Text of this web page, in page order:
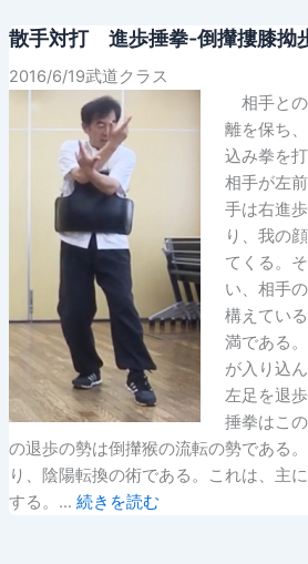
散手対打 進歩捶拳-倒攆摟膝拗
2016/6/19武道クラス
相手との
離を保ち
込み拳を
相手が左
手は右進
り、我の
てくる。
い、相手
構えてい
満である
が入り込
左足を退
捶拳はこ
の退歩の勢は倒攆猴の流転の勢である
り、陰陽転換の術である。これは、主
する。… 続きを読む